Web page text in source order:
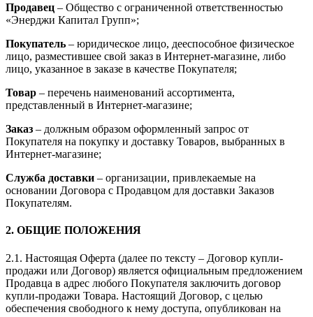
Продавец – Общество с ограниченной ответственностью
«Энерджи Капитал Групп»;
Покупатель – юридическое лицо, дееспособное физическое
лицо, разместившее свой заказ в Интернет-магазине, либо
лицо, указанное в заказе в качестве Покупателя;
Товар – перечень наименований ассортимента,
представленный в Интернет-магазине;
Заказ – должным образом оформленный запрос от
Покупателя на покупку и доставку Товаров, выбранных в
Интернет-магазине;
Служба доставки – организации, привлекаемые на
основании Договора с Продавцом для доставки Заказов
Покупателям.
2. ОБЩИЕ ПОЛОЖЕНИЯ
2.1. Настоящая Оферта (далее по тексту – Договор купли-
продажи или Договор) является официальным предложением
Продавца в адрес любого Покупателя заключить договор
купли-продажи Товара. Настоящий Договор, с целью
обеспечения свободного к нему доступа, опубликован на